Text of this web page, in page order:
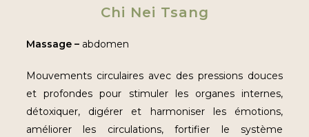
Chi Nei Tsang
Massage – abdomen
Mouvements circulaires avec des pressions douces
et profondes pour stimuler les organes internes,
détoxiquer, digérer et harmoniser les émotions,
améliorer les circulations, fortifier le système